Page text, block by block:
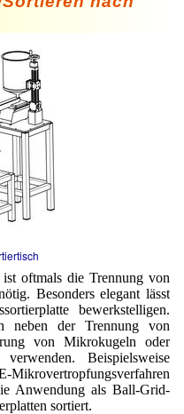
oftmals die Trennung von
Besonders elegant lässt
bewerkstelligen.
neben der Trennung von
von Mikrokugeln oder
Beispielsweise
Anwendung als Ball-Grid-
sortiert.